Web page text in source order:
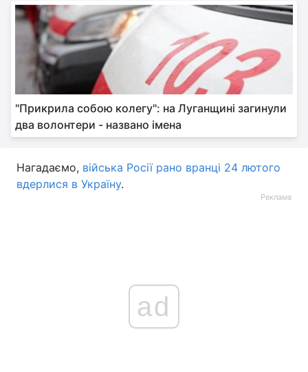
"Прикрила собою колегу": на Луганщині загинули
два волонтери - названо імена
Нагадаємо, війська Росії рано вранці 24 лютого
вдерлися в Україну.
Реклама
ad